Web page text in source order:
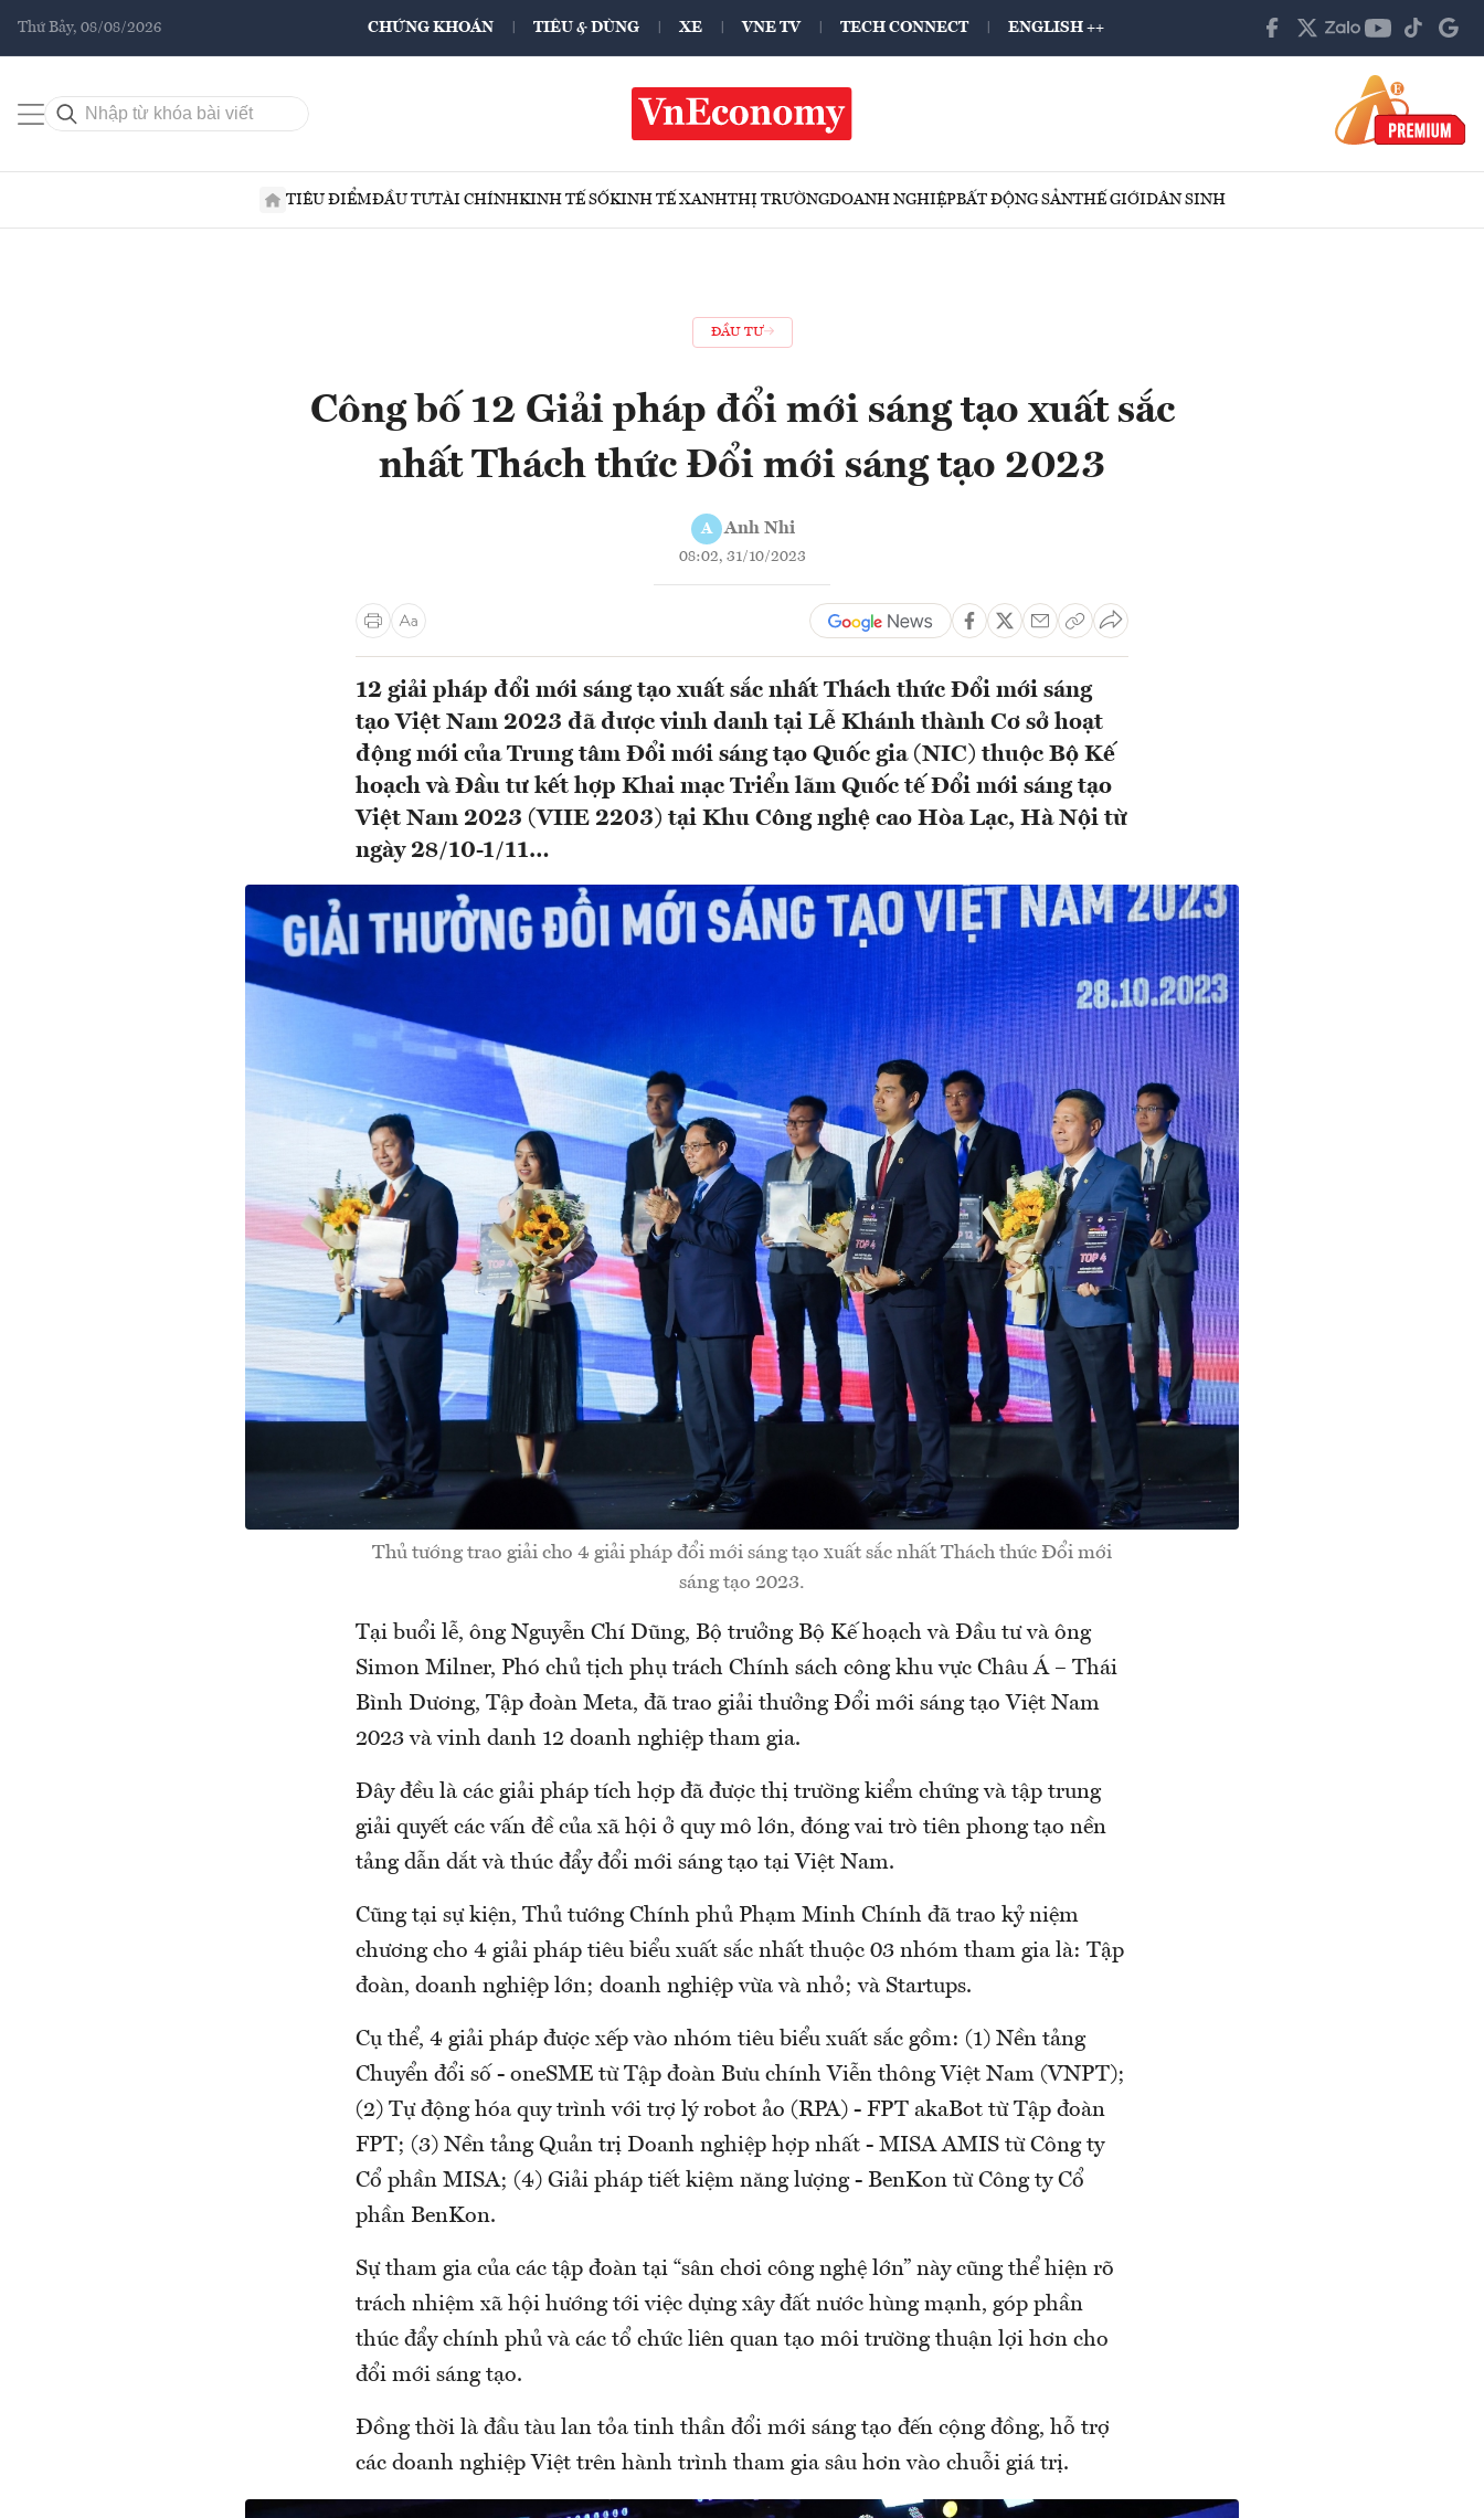
Thứ Bảy, 08/08/2026 CHỨNG KHOÁN TIÊU & DÙNG XE VNE TV TECH CONNECT ENGLISH ++
TIÊU ĐIỂMĐẦU TƯTÀI CHÍNHKINH TẾ SỐKINH TẾ XANHTHỊ TRƯỜNGDOANH NGHIỆPBẤT ĐỘNG SẢNTHẾ GIỚIDÂN SINH
ĐẦU TƯ
Công bố 12 Giải pháp đổi mới sáng tạo xuất sắc
nhất Thách thức Đổi mới sáng tạo 2023
A Anh Nhi
08:02, 31/10/2023
12 giải pháp đổi mới sáng tạo xuất sắc nhất Thách thức Đổi mới sáng
tạo Việt Nam 2023 đã được vinh danh tại Lễ Khánh thành Cơ sở hoạt
động mới của Trung tâm Đổi mới sáng tạo Quốc gia (NIC) thuộc Bộ Kế
hoạch và Đầu tư kết hợp Khai mạc Triển lãm Quốc tế Đổi mới sáng tạo
Việt Nam 2023 (VIIE 2203) tại Khu Công nghệ cao Hòa Lạc, Hà Nội từ
ngày 28/10-1/11…
Thủ tướng trao giải cho 4 giải pháp đổi mới sáng tạo xuất sắc nhất Thách thức Đổi mới
sáng tạo 2023.
Tại buổi lễ, ông Nguyễn Chí Dũng, Bộ trưởng Bộ Kế hoạch và Đầu tư và ông
Simon Milner, Phó chủ tịch phụ trách Chính sách công khu vực Châu Á – Thái
Bình Dương, Tập đoàn Meta, đã trao giải thưởng Đổi mới sáng tạo Việt Nam
2023 và vinh danh 12 doanh nghiệp tham gia.
Đây đều là các giải pháp tích hợp đã được thị trường kiểm chứng và tập trung
giải quyết các vấn đề của xã hội ở quy mô lớn, đóng vai trò tiên phong tạo nền
tảng dẫn dắt và thúc đẩy đổi mới sáng tạo tại Việt Nam.
Cũng tại sự kiện, Thủ tướng Chính phủ Phạm Minh Chính đã trao kỷ niệm
chương cho 4 giải pháp tiêu biểu xuất sắc nhất thuộc 03 nhóm tham gia là: Tập
đoàn, doanh nghiệp lớn; doanh nghiệp vừa và nhỏ; và Startups.
Cụ thể, 4 giải pháp được xếp vào nhóm tiêu biểu xuất sắc gồm: (1) Nền tảng
Chuyển đổi số - oneSME từ Tập đoàn Bưu chính Viễn thông Việt Nam (VNPT);
(2) Tự động hóa quy trình với trợ lý robot ảo (RPA) - FPT akaBot từ Tập đoàn
FPT; (3) Nền tảng Quản trị Doanh nghiệp hợp nhất - MISA AMIS từ Công ty
Cổ phần MISA; (4) Giải pháp tiết kiệm năng lượng - BenKon từ Công ty Cổ
phần BenKon.
Sự tham gia của các tập đoàn tại “sân chơi công nghệ lớn” này cũng thể hiện rõ
trách nhiệm xã hội hướng tới việc dựng xây đất nước hùng mạnh, góp phần
thúc đẩy chính phủ và các tổ chức liên quan tạo môi trường thuận lợi hơn cho
đổi mới sáng tạo.
Đồng thời là đầu tàu lan tỏa tinh thần đổi mới sáng tạo đến cộng đồng, hỗ trợ
các doanh nghiệp Việt trên hành trình tham gia sâu hơn vào chuỗi giá trị.